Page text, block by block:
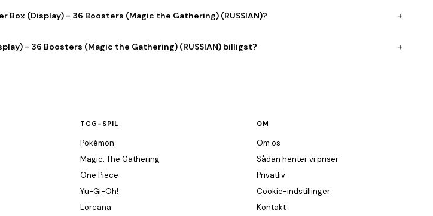
Box (Display) - 36 Boosters (Magic the Gathering) (RUSSIAN)? +
- 36 Boosters (Magic the Gathering) (RUSSIAN) billigst? +
TCG-SPIL
Pokémon
Magic: The Gathering
One Piece
Yu-Gi-Oh!
Lorcana
OM
Om os
Sådan henter vi priser
Privatliv
Cookie-indstillinger
Kontakt